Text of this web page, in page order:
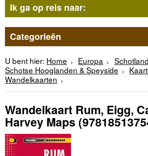
Ik ga op reis naar:
Categorieën
U bent hier: Home Europa
Schotland
Schotse Hooglanden & Speyside
Wandelkaarten
Wandelkaart Rum, Eigg,
Harvey Maps